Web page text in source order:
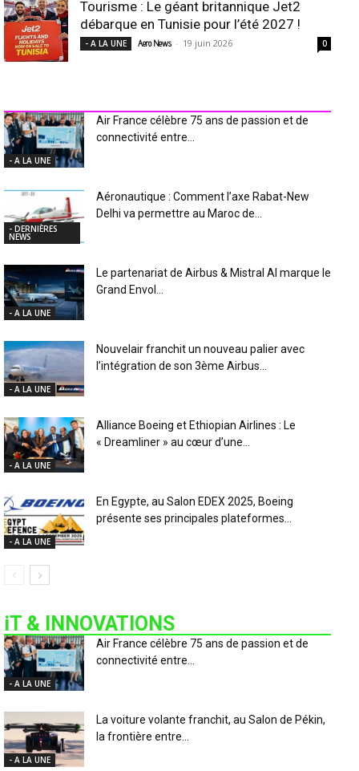
Tourisme : Le géant britannique Jet2
débarque en Tunisie pour l’été 2027 !
- A LA UNE Aero News - 19 juin 2026 0
- A LA UNE
Air France célèbre 75 ans de passion et de
connectivité entre...
- DERNIÈRES
NEWS
Aéronautique : Comment l’axe Rabat-New
Delhi va permettre au Maroc de...
- A LA UNE
Le partenariat de Airbus & Mistral AI marque le
Grand Envol...
- A LA UNE
Nouvelair franchit un nouveau palier avec
l’intégration de son 3ème Airbus...
- A LA UNE
Alliance Boeing et Ethiopian Airlines : Le
« Dreamliner » au cœur d’une...
- A LA UNE
En Egypte, au Salon EDEX 2025, Boeing
présente ses principales plateformes...
iT & INNOVATIONS
- A LA UNE
Air France célèbre 75 ans de passion et de
connectivité entre...
- A LA UNE
La voiture volante franchit, au Salon de Pékin,
la frontière entre...